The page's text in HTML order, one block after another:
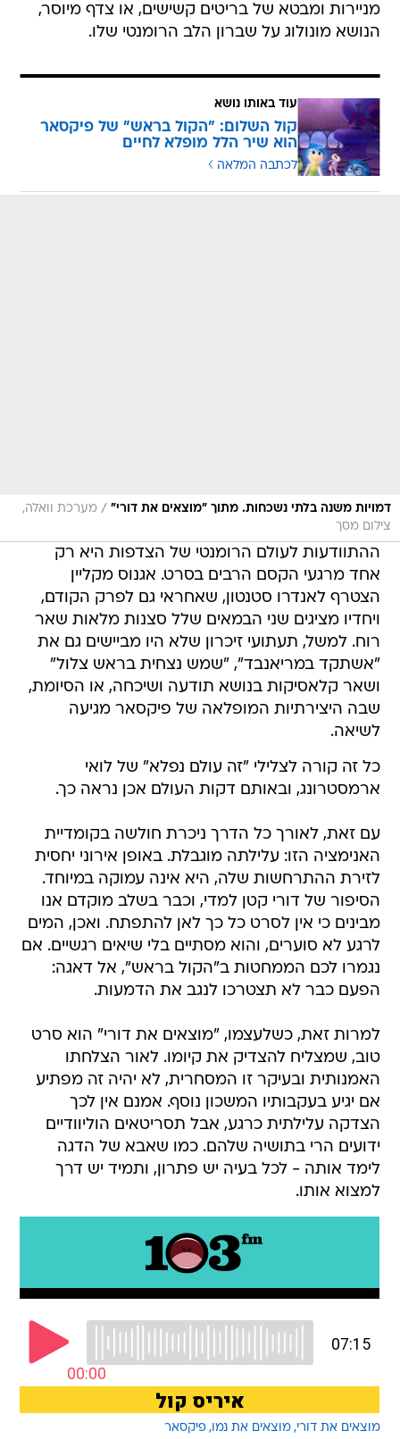
מניירות ומבטא של בריטים קשישים, או צדף מיוסר,
הנושא מונולוג על שברון הלב הרומנטי שלו.
עוד באותו נושא
קול השלום: "הקול בראש" של פיקסאר
הוא שיר הלל מופלא לחיים
לכתבה המלאה
דמויות משנה בלתי נשכחות. מתוך "מוצאים את דורי" / מערכת וואלה,
צילום מסך
ההתוודעות לעולם הרומנטי של הצדפות היא רק
אחד מרגעי הקסם הרבים בסרט. אגנוס מקליין
הצטרף לאנדרו סטנטון, שאחראי גם לפרק הקודם,
ויחדיו מציגים שני הבמאים שלל סצנות מלאות שאר
רוח. למשל, תעתועי זיכרון שלא היו מביישים גם את
"אשתקד במריאנבד", "שמש נצחית בראש צלול"
ושאר קלאסיקות בנושא תודעה ושיכחה, או הסיומת,
שבה היצירתיות המופלאה של פיקסאר מגיעה
לשיאה.
כל זה קורה לצלילי "זה עולם נפלא" של לואי
ארמסטרונג, ובאותם דקות העולם אכן נראה כך.
עם זאת, לאורך כל הדרך ניכרת חולשה בקומדיית
האנימציה הזו: עלילתה מוגבלת. באופן אירוני יחסית
לזירת ההתרחשות שלה, היא אינה עמוקה במיוחד.
הסיפור של דורי קטן למדי, וכבר בשלב מוקדם אנו
מבינים כי אין לסרט כל כך לאן להתפתח. ואכן, המים
לרגע לא סוערים, והוא מסתיים בלי שיאים רגשיים. אם
נגמרו לכם הממחטות ב"הקול בראש", אל דאגה:
הפעם כבר לא תצטרכו לנגב את הדמעות.
למרות זאת, כשלעצמו, "מוצאים את דורי" הוא סרט
טוב, שמצליח להצדיק את קיומו. לאור הצלחתו
האמנותית ובעיקר זו המסחרית, לא יהיה זה מפתיע
אם יגיע בעקבותיו המשכון נוסף. אמנם אין לכך
הצדקה עלילתית כרגע, אבל תסריטאים הוליוודיים
ידועים הרי בתושיה שלהם. כמו שאבא של הדגה
לימד אותה - לכל בעיה יש פתרון, ותמיד יש דרך
למצוא אותו.
מוצאים את דורי מוצאים את נמו פיקסאר